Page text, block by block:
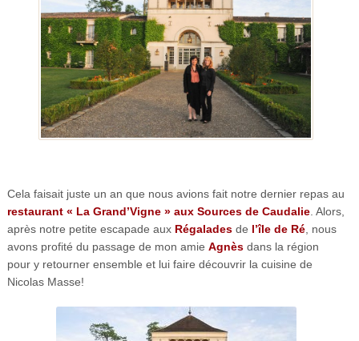
Cela faisait juste un an que nous avions fait notre dernier repas au
restaurant « La Grand’Vigne » aux Sources de Caudalie. Alors,
après notre petite escapade aux Régaladesde l’île de Ré, nous
avons profité du passage de mon amie Agnèsdans la région
pour y retourner ensemble et lui faire découvrir la cuisine de
Nicolas Masse!